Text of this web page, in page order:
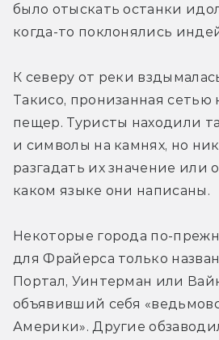
было отыскать останки
когда-то поклонялись
К северу от реки
Такисо, пронизанная сетью
пещер. Туристы находили
и символы на камнях, но
разгадать их значение или
каком языке они написаны.
Некоторые города по-
для Фрайерса только
Портал, Уинтерман или
объявивший себя
Америки». Другие